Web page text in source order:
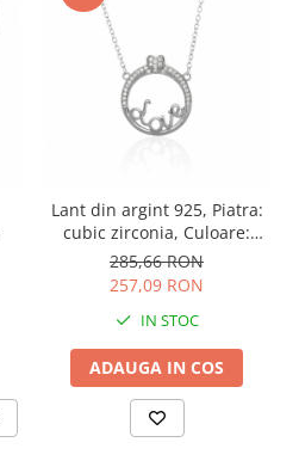
Lant din argint 925, Piatra:
cubic zirconia, Culoare:
transparenta, Sonis Silver
285,66 RON
257,09 RON
IN STOC
ADAUGA IN COS